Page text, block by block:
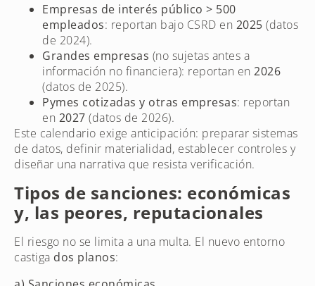
Empresas de interés público > 500
empleados: reportan bajo CSRD en 2025 (datos
de 2024).
Grandes empresas (no sujetas antes a
información no financiera): reportan en 2026
(datos de 2025).
Pymes cotizadas y otras empresas: reportan
en 2027 (datos de 2026).
Este calendario exige anticipación: preparar sistemas
de datos, definir materialidad, establecer controles y
diseñar una narrativa que resista verificación.
Tipos de sanciones: económicas
y, las peores, reputacionales
El riesgo no se limita a una multa. El nuevo entorno
castiga dos planos: